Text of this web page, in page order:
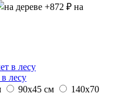
на
лесу
90х45 см
140х70